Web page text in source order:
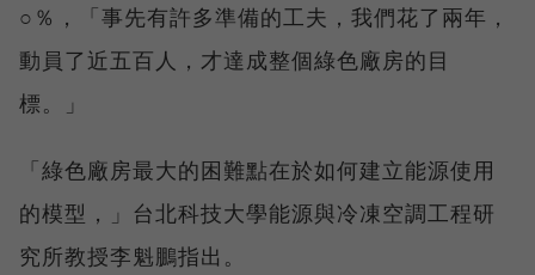
○％，「事先有許多準備的工夫，我們花了兩年，
動員了近五百人，才達成整個綠色廠房的目
標。」
「綠色廠房最大的困難點在於如何建立能源使用
的模型，」台北科技大學能源與冷凍空調工程研
究所教授李魁鵬指出。